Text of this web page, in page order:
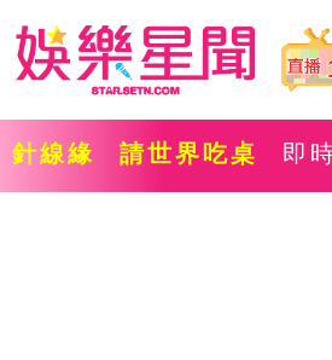
針線緣 請世界吃桌 即